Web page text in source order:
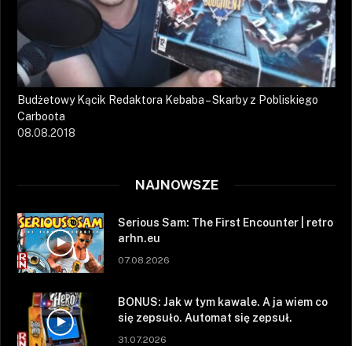
Budżetowy Kącik Redaktora Kebaba – Skarby z Pobliskiego
Carboota
08.08.2018
NAJNOWSZE
Serious Sam: The First Encounter | retro
arhn.eu
07.08.2026
BONUS: Jak w tym kawale. A ja wiem co
się zepsuło. Automat się zepsuł.
31.07.2026